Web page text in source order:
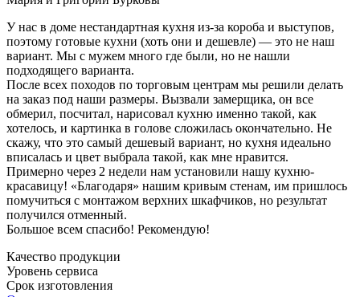
У нас в доме нестандартная кухня из-за короба и выступов,
поэтому готовые кухни (хоть они и дешевле) — это не наш
вариант. Мы с мужем много где были, но не нашли
подходящего варианта.
После всех походов по торговым центрам мы решили делать
на заказ под наши размеры. Вызвали замерщика, он все
обмерил, посчитал, нарисовал кухню именно такой, как
хотелось, и картинка в голове сложилась окончательно. Не
скажу, что это самый дешевый вариант, но кухня идеально
вписалась и цвет выбрала такой, как мне нравится.
Примерно через 2 недели нам установили нашу кухню-
красавицу! «Благодаря» нашим кривым стенам, им пришлось
помучиться с монтажом верхних шкафчиков, но результат
получился отменный.
Большое всем спасибо! Рекомендую!
Качество продукции
Уровень сервиса
Срок изготовления